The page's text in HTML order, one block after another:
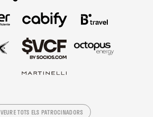
VEURE TOTS ELS PATROCINADORS